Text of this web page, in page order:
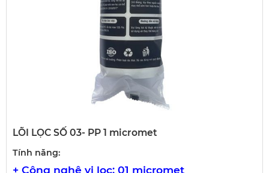
LÕI LỌC SỐ 03- PP 1 micromet
Tính năng:
+ Công nghệ vi lọc: 01 micromet